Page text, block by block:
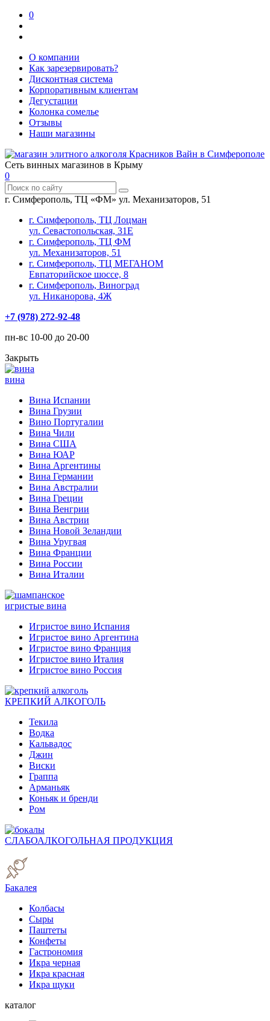
0
О компании
Как зарезервировать?
Дисконтная система
Корпоративным клиентам
Дегустации
Колонка сомелье
Отзывы
Наши магазины
Сеть винных магазинов в Крыму
0
г. Симферополь, ТЦ «ФМ» ул. Механизаторов, 51
г. Симферополь, ТЦ Лоцман
ул. Севастопольская, 31Е
г. Симферополь, ТЦ ФМ
ул. Механизаторов, 51
г. Симферополь, ТЦ МЕГАНОМ
Евпаторийское шоссе, 8
г. Симферополь, Виноград
ул. Никанорова, 4Ж
+7 (978) 272-92-48
пн-вс 10-00 до 20-00
Закрыть
вина
Вина Испании
Вина Грузии
Вино Португалии
Вина Чили
Вина США
Вина ЮАР
Вина Аргентины
Вина Германии
Вина Австралии
Вина Греции
Вина Венгрии
Вина Австрии
Вина Новой Зеландии
Вина Уругвая
Вина Франции
Вина России
Вина Италии
игристые вина
Игристое вино Испания
Игристое вино Аргентина
Игристое вино Франция
Игристое вино Италия
Игристое вино Россия
КРЕПКИЙ АЛКОГОЛЬ
Текила
Водка
Кальвадос
Джин
Виски
Граппа
Арманьяк
Коньяк и бренди
Ром
СЛАБОАЛКОГОЛЬНАЯ ПРОДУКЦИЯ
Бакалея
Колбасы
Сыры
Паштеты
Конфеты
Гастрономия
Икра черная
Икра красная
Икра щуки
каталог